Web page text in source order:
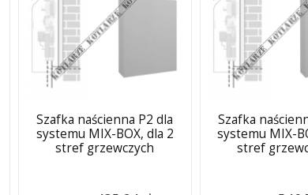
Szafka naścienna P2 dla
systemu MIX-BOX, dla 2
stref grzewczych
Szafka
systemu MIX-
stref